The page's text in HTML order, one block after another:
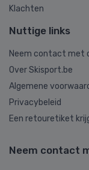
Klachten
Nuttige links
Neem contact met
Over Skisport.be
Algemene
Privacybeleid
Een retouretiket
Neem contact